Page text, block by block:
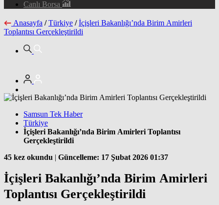
Canlı Borsa
Anasayfa / Türkiye / İçişleri Bakanlığı’nda Birim Amirleri
Toplantısı Gerçekleştirildi
Samsun Tek Haber
Türkiye
İçişleri Bakanlığı’nda Birim Amirleri Toplantısı
Gerçekleştirildi
45 kez okundu | Güncelleme: 17 Şubat 2026 01:37
İçişleri Bakanlığı’nda Birim Amirleri
Toplantısı Gerçekleştirildi